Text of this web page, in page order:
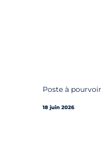
Poste à pourvoir
18 juin 2026